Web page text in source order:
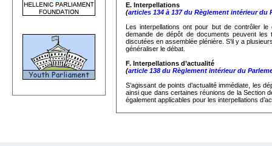
Ε. Interpellations
(articles 134 à 137 du Règlement intérieur du
Les interpellations ont pour but de contrôler
demande de dépôt de documents peuvent les
discutées en assemblée plénière. S’il y a
généraliser le débat.
F. Interpellations d’actualité
(article 138 du Règlement intérieur du
S’agissant depoints d’actualité immédiate, les
ainsi que dans certaines réunions de la Section
également applicables pour les interpellations